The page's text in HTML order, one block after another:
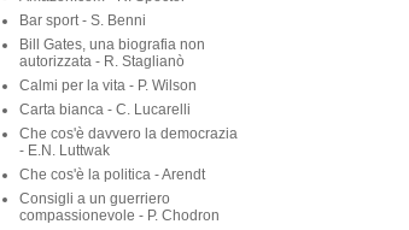
Bar sport - S. Benni
Bill Gates, una biografia non
autorizzata - R. Staglianò
Calmi per la vita - P. Wilson
Carta bianca - C. Lucarelli
Che cos'è davvero la democrazia
- E.N. Luttwak
Che cos'è la politica - Arendt
Consigli a un guerriero
compassionevole - P. Chodron